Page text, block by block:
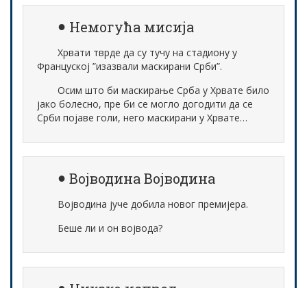
Немогућа мисија
Хрвати тврде да су тучу на стадиону у
Француској ”изазвали маскирани Срби”.
Осим што би маскирање Срба у Хрвате било
јако болесно, пре би се могло догодити да се
Срби појаве голи, него маскирани у Хрвате…
Војводина Војводина
Војводина јуче добила новог премијера.
Беше ли и он војвода?